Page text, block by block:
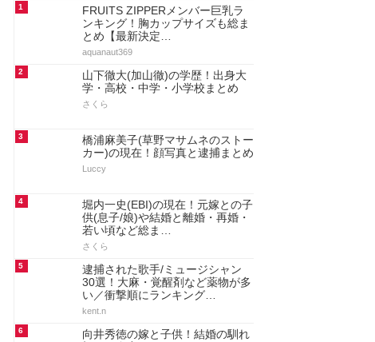
1
FRUITS ZIPPERメンバー巨乳ラ
ンキング！胸カップサイズも総ま
とめ【最新決定…
aquanaut369
2
山下徹大(加山徹)の学歴！出身大
学・高校・中学・小学校まとめ
さくら
3
橋浦麻美子(草野マサムネのストー
カー)の現在！顔写真と逮捕まとめ
Luccy
4
堀内一史(EBI)の現在！元嫁との子
供(息子/娘)や結婚と離婚・再婚・
若い頃など総ま…
さくら
5
逮捕された歌手/ミュージシャン
30選！大麻・覚醒剤など薬物が多
い／衝撃順にランキング…
kent.n
6
向井秀徳の嫁と子供！結婚の馴れ